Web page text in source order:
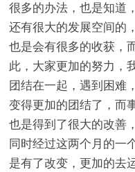
很多的办法，也是知道
还有很大的发展空间的
也是会有很多的收获，
此，大家更加的努力，
团结在一起，遇到困难
变得更加的团结了，而
也是得到了很大的改善
同时经过这两个月的一
是有了改变，更加的去